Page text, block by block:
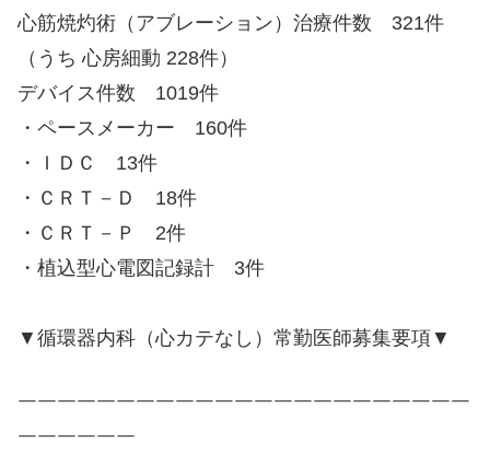
心筋焼灼術（アブレーション）治療件数 321件
（うち 心房細動 228件）
デバイス件数 1019件
・ペースメーカー 160件
・ＩＤＣ 13件
・ＣＲＴ－Ｄ 18件
・ＣＲＴ－Ｐ 2件
・植込型心電図記録計 3件
▼循環器内科（心カテなし）常勤医師募集要項▼
￣￣￣￣￣￣￣￣￣￣￣￣￣￣￣￣￣￣￣￣￣￣￣
￣￣￣￣￣￣